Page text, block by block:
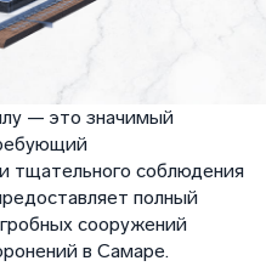
— это значимый
тщательного соблюдения
полный
сооружений
в Самаре.